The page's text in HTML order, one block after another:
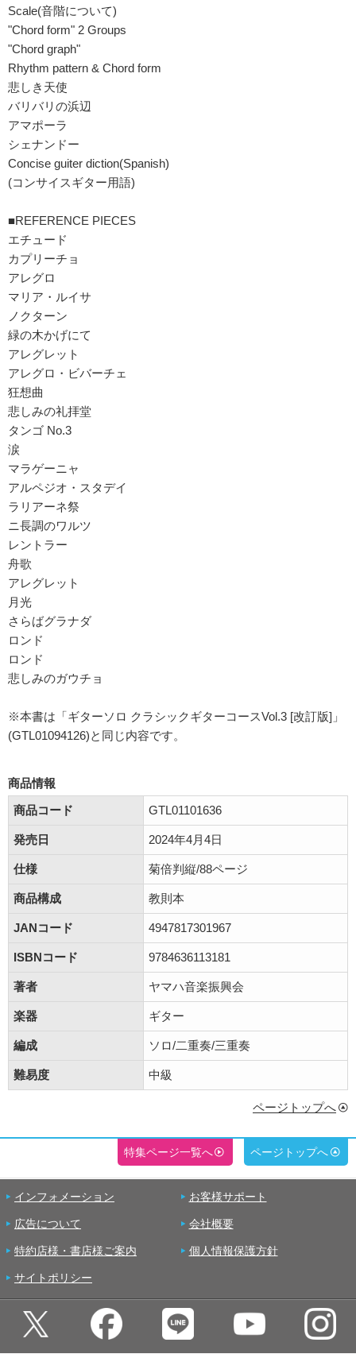
Scale(音階について)
"Chord form" 2 Groups
"Chord graph"
Rhythm pattern & Chord form
悲しき天使
バリバリの浜辺
アマポーラ
シェナンドー
Concise guiter diction(Spanish)
(コンサイスギター用語)
■REFERENCE PIECES
エチュード
カプリーチョ
アレグロ
マリア・ルイサ
ノクターン
緑の木かげにて
アレグレット
アレグロ・ビバーチェ
狂想曲
悲しみの礼拝堂
タンゴ No.3
涙
マラゲーニャ
アルペジオ・スタデイ
ラリアーネ祭
ニ長調のワルツ
レントラー
舟歌
アレグレット
月光
さらばグラナダ
ロンド
ロンド
悲しみのガウチョ
※本書は「ギターソロ クラシックギターコースVol.3 [改訂版]」
(GTL01094126)と同じ内容です。
商品情報
商品コード
GTL01101636
発売日 2024年4月4日
仕様 菊倍判縦/88ページ
商品構成 教則本
JANコード 4947817301967
ISBNコード 9784636113181
著者 ヤマハ音楽振興会
楽器 ギター
編成 ソロ/二重奏/三重奏
難易度 中級
ページトップへ
特集ページ一覧へ ページトップへ
インフォメーション お客様サポート
広告について 会社概要
特約店様・書店様ご案内 個人情報保護方針
サイトポリシー